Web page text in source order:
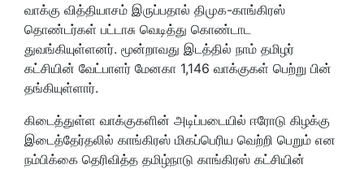
வாக்கு வித்தியாசம் இருப்பதால் திமுக-காங்கிரஸ்
தொண்டர்கள் பட்டாசு வெடித்து கொண்டாட
துவங்கியுள்ளனர். மூன்றாவது இடத்தில் நாம் தமிழர்
கட்சியின் வேட்பாளர் மேனகா 1,146 வாக்குகள் பெற்று பின்
தங்கியுள்ளார்.
கிடைத்துள்ள வாக்குகளின் அடிப்படையில் ஈரோடு கிழக்கு
இடைத்தேர்தலில் காங்கிரஸ் மிகப்பெரிய வெற்றி பெறும் என
நம்பிக்கை தெரிவித்த தமிழ்நாடு காங்கிரஸ் கட்சியின்